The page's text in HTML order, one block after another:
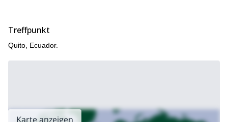
Treffpunkt
Quito, Ecuador.
Karte anzeigen